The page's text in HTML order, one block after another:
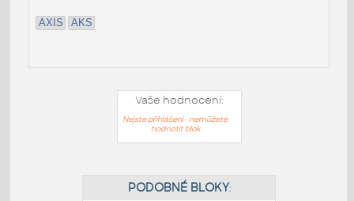
AXIS AKS
Vaše hodnocení:
Nejste přihlášeni - nemůžete
hodnotit blok